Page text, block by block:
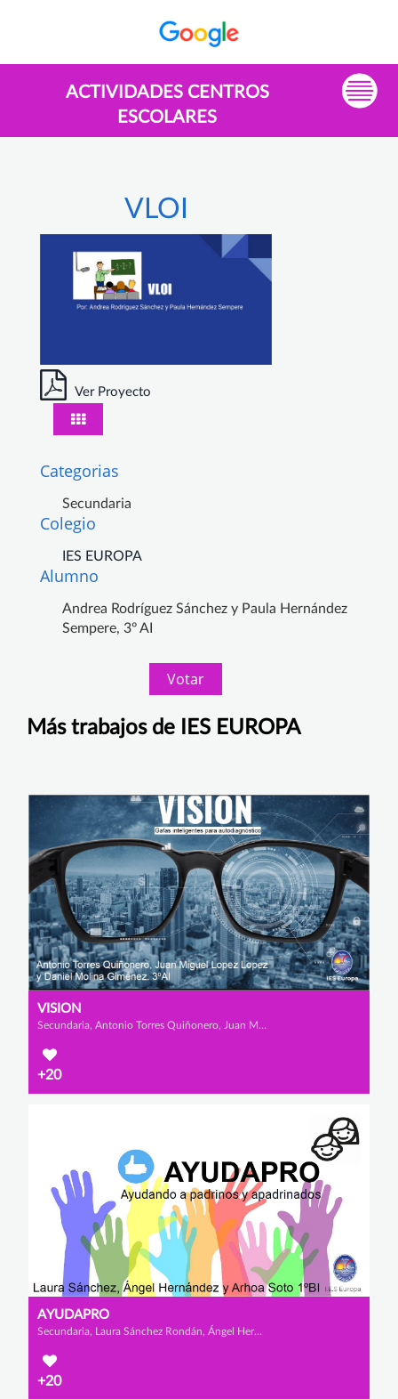
ACTIVIDADES CENTROS
ESCOLARES
VLOI
Ver Proyecto
Categorias
Secundaria
Colegio
IES EUROPA
Alumno
Andrea Rodríguez Sánchez y Paula Hernández
Sempere, 3º AI
Votar
Más trabajos de IES EUROPA
VISION
Secundaria, Antonio Torres Quiñonero, Juan Miguel López López y Daniel Molina Giménez
+20
AYUDAPRO
Secundaria, Laura Sánchez Rondán, Ángel Hernández Asensio y Arhoa Soto Jordán
+20